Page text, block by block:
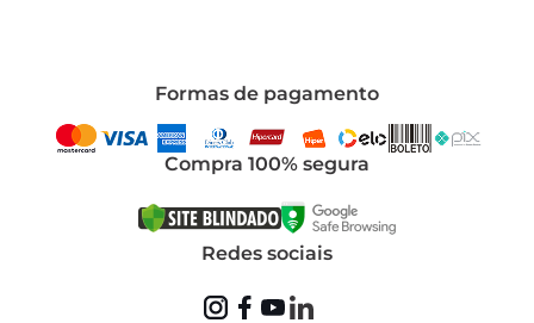
Formas de pagamento
Compra 100% segura
Redes sociais